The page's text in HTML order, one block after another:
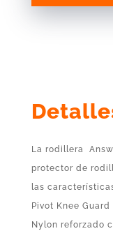
La rodillera
protector de
las
Pivot Knee
Nylon reforzado